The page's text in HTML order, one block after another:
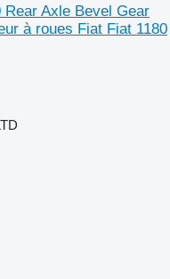
Axle Bevel Gear
à roues Fiat Fiat 1180